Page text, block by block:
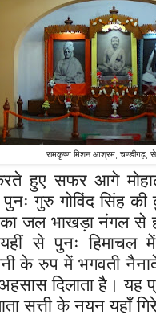
रामकृष्ण मिशन आश्रम, चण्डीगढ़,
हुए सफर आगे
गुरु गोविंद सिंह
जल भाखड़ा नंगल से
से पुनः हिमाचल
के रुप में भगवती
दिलाता है। यह
सत्ती के नयन यहाँ